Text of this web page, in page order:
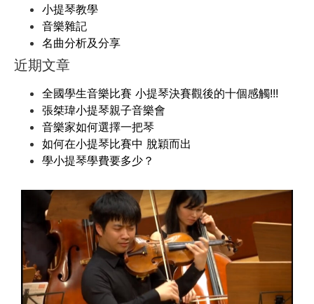
小提琴教學
音樂雜記
名曲分析及分享
近期文章
全國學生音樂比賽 小提琴決賽觀後的十個感觸!!!
張桀瑋小提琴親子音樂會
音樂家如何選擇一把琴
如何在小提琴比賽中 脫穎而出
學小提琴學費要多少？